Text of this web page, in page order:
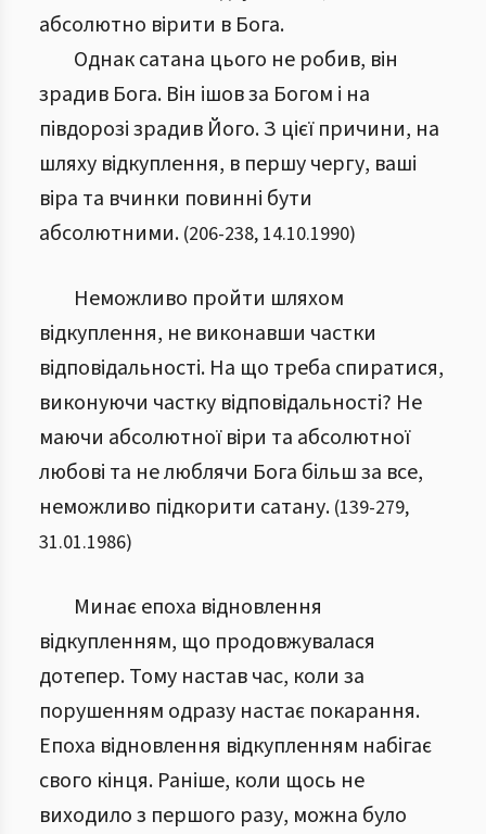
абсолютно вірити в Бога.
Однак сатана цього не робив, він
зрадив Бога. Він ішов за Богом і на
півдорозі зрадив Його. З цієї причини, на
шляху відкуплення, в першу чергу, ваші
віра та вчинки повинні бути
абсолютними. (206-238, 14.10.1990)
Неможливо пройти шляхом
відкуплення, не виконавши частки
відповідальності. На що треба спиратися,
виконуючи частку відповідальності? Не
маючи абсолютної віри та абсолютної
любові та не люблячи Бога більш за все,
неможливо підкорити сатану. (139-279,
31.01.1986)
Минає епоха відновлення
відкупленням, що продовжувалася
дотепер. Тому настав час, коли за
порушенням одразу настає покарання.
Епоха відновлення відкупленням набігає
свого кінця. Раніше, коли щось не
виходило з першого разу, можна було